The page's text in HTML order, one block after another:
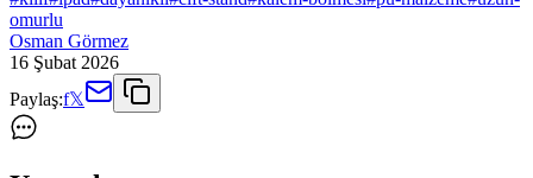
omurlu
Osman Görmez
16 Şubat 2026
Paylaş:f𝕏